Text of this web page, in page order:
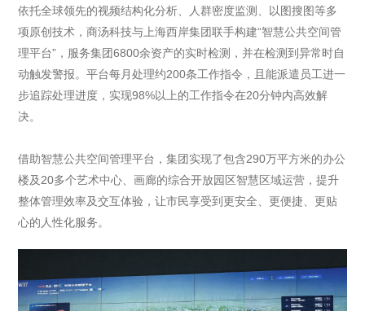
依托全球领先的视频结构化分析、人群密度监测、以图搜图等多
项原创技术，商汤科技与上海西岸集团联手构建“智慧公共空间管
理平台”，服务集团6800余资产的实时检测，并在检测到异常时自
动触发警报。平台每月处理约200条工作指令，且能派遣员工进一
步追踪处理进度，实现98%以上的工作指令在20分钟内高效解
决。
借助智慧公共空间管理平台，集团实现了包含290万平方米的办公
楼及20多个艺术中心、画廊的综合开放园区智慧区域运营，提升
整体管理效率及交互体验，让市民享受到更安全、更便捷、更贴
心的人性化服务。